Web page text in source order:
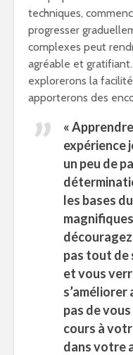
techniques,
progresser
complexes peut
agréable et
explorerons la
apporterons des
«
expérience
un peu de
les bases
pas tout de
et vous
s’améliorer
pas de
cours à
dans votre